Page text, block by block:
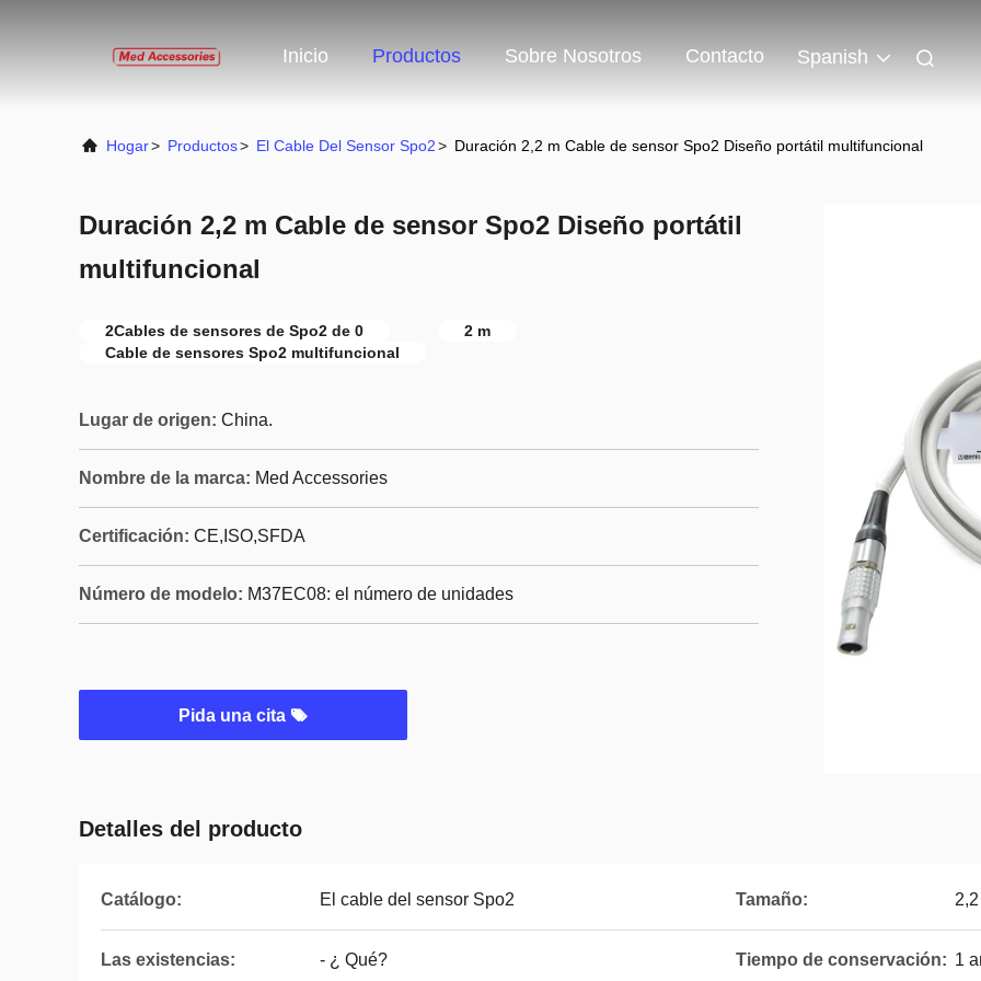
Inicio Productos Sobre Nosotros Contacto Spanish
Hogar> Productos> El Cable Del Sensor Spo2> Duración 2,2 m Cable de sensor Spo2 Diseño portátil multifuncional
Duración 2,2 m Cable de sensor Spo2 Diseño portátil
multifuncional
2Cables de sensores de Spo2 de 0
2 m
Cable de sensores Spo2 multifuncional
Lugar de origen: China.
Nombre de la marca: Med Accessories
Certificación: CE,ISO,SFDA
Número de modelo: M37EC08: el número de unidades
Pida una cita
Detalles del producto
Catálogo: El cable del sensor Spo2 Tamaño:
Las existencias: - ¿ Qué? Tiempo de conservación: 1